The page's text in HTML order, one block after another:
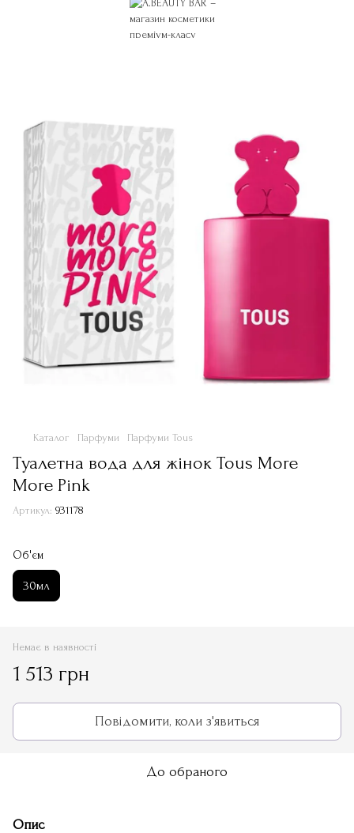
Каталог Парфуми Парфуми Tous
Туалетна вода для жінок Tous More
More Pink
Артикул: 931178
Об'єм
30мл
Немає в наявності
1 513 грн
Повідомити, коли з'явиться
До обраного
Опис